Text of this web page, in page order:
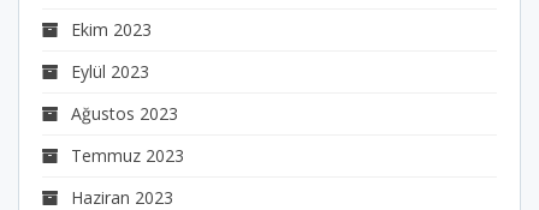
Ekim 2023
Eylül 2023
Ağustos 2023
Temmuz 2023
Haziran 2023